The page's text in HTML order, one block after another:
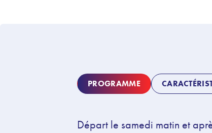
PROGRAMME
Départ le samedi matin et